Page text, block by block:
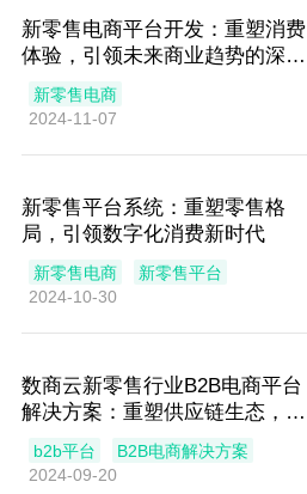
新零售电商平台开发：重塑消费
体验，引领未来商业趋势的深度
探索
新零售电商
2024-11-07
新零售平台系统：重塑零售格
局，引领数字化消费新时代
新零售电商
新零售平台
2024-10-30
数商云新零售行业B2B电商平台
解决方案：重塑供应链生态，引
领数字化转型
b2b平台
B2B电商解决方案
2024-09-20